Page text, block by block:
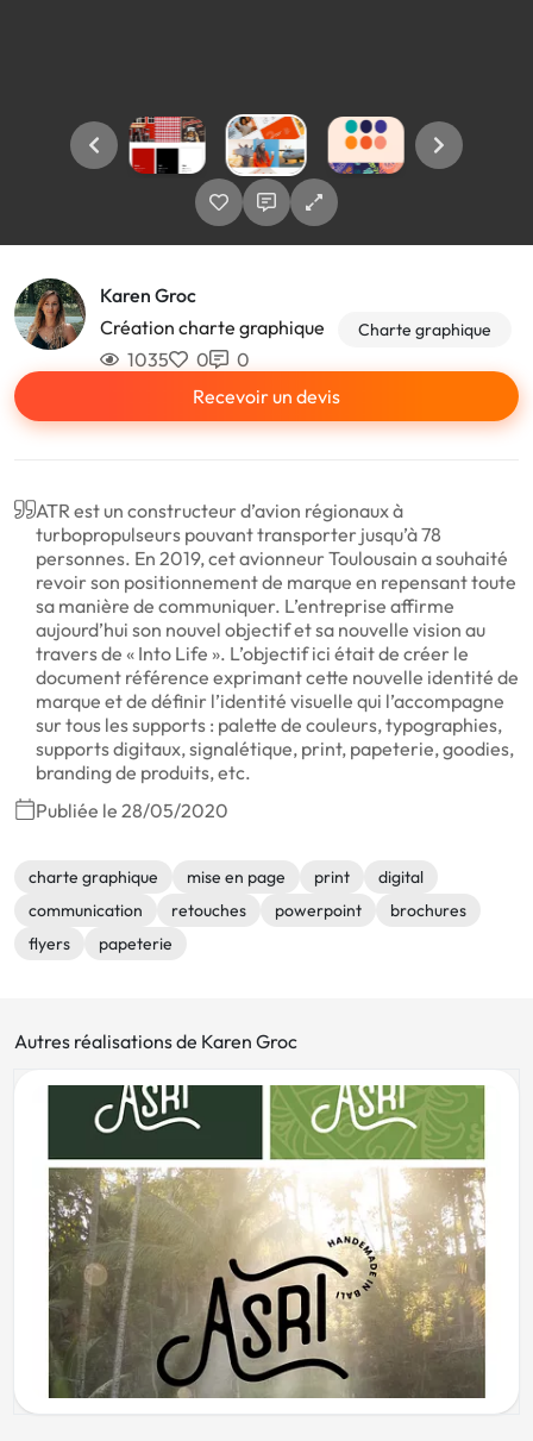
Karen Groc
Création charte graphique
Charte graphique
1035 0
0
Recevoir un devis
ATR est un constructeur d’avion régionaux à
turbopropulseurs pouvant transporter jusqu’à 78
personnes. En 2019, cet avionneur Toulousain a souhaité
revoir son positionnement de marque en repensant toute
sa manière de communiquer. L’entreprise affirme
aujourd’hui son nouvel objectif et sa nouvelle vision au
travers de « Into Life ». L’objectif ici était de créer le
document référence exprimant cette nouvelle identité de
marque et de définir l’identité visuelle qui l’accompagne
sur tous les supports : palette de couleurs, typographies,
supports digitaux, signalétique, print, papeterie, goodies,
branding de produits, etc.
Publiée le 28/05/2020
charte graphique mise en page print
digital
communication
retouches powerpoint
brochures
flyers
papeterie
Autres réalisations de Karen Groc